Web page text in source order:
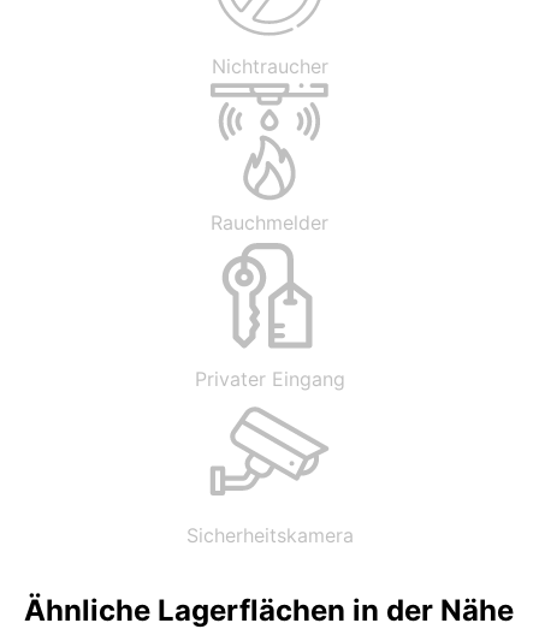
Nichtraucher
Rauchmelder
Privater Eingang
Sicherheitskamera
Ähnliche Lagerflächen in der Nähe